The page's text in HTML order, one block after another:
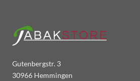
Gutenbergstr. 3
30966 Hemmingen